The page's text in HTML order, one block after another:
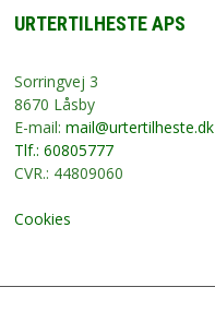
URTERTILHESTE APS
Sorringvej 3
8670 Låsby
E-mail: mail@urtertilheste.dk
Tlf.: 60805777
CVR.: 44809060
Cookies